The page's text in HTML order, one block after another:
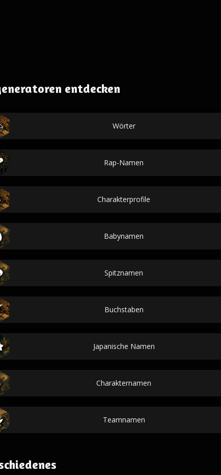
entdecken
Wörter
Rap-Namen
Charakterprofile
Babynamen
Spitznamen
Buchstaben
Japanische Namen
Charakternamen
Teamnamen